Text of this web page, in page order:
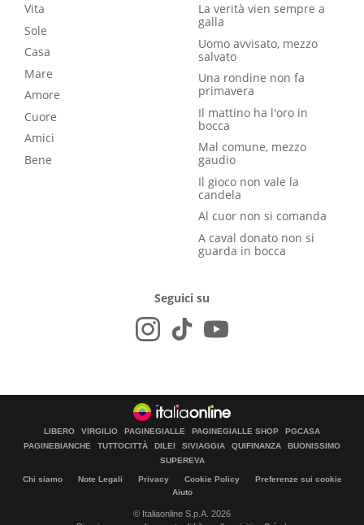
Vita
Sole
Casa
Mare
Amore
Cuore
Amici
Bene
La verità vien sempre a
galla
Uomo avvisato, mezzo
salvato
Una rondine non fa
primavera
Il mattino ha l'oro in
bocca
Mal comune, mezzo
gaudio
Il gioco non vale la
candela
Al cuor non si comanda
A caval donato non si
guarda in bocca
Seguici su
LIBERO VIRGILIO PAGINEGIALLE PAGINEGIALLE SHOP
PGCASA
PAGINEBIANCHE
TUTTOCITTÀ DILEI SIVIAGGIA QUIFINANZA
BUONISSIMO
SUPEREVA
Chi siamo Note Legali Privacy Cookie Policy
Preferenze sui cookie
Aiuto
© Italiaonline S.p.A. 2026